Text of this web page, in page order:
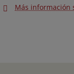
Más información